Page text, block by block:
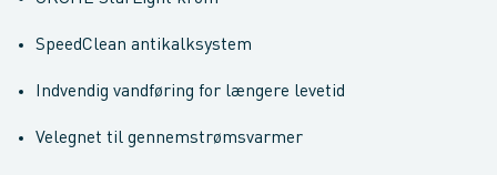
SpeedClean antikalksystem
Indvendig vandføring for længere levetid
Velegnet til gennemstrømsvarmer